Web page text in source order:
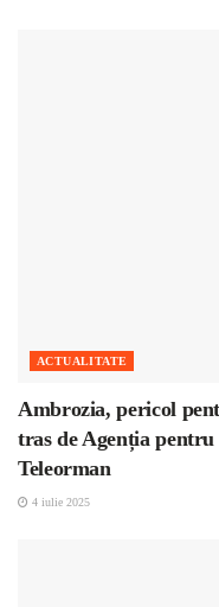
ACTUALITATE
Ambrozia, pericol
tras de Agenția
Teleorman
4 iulie 2025